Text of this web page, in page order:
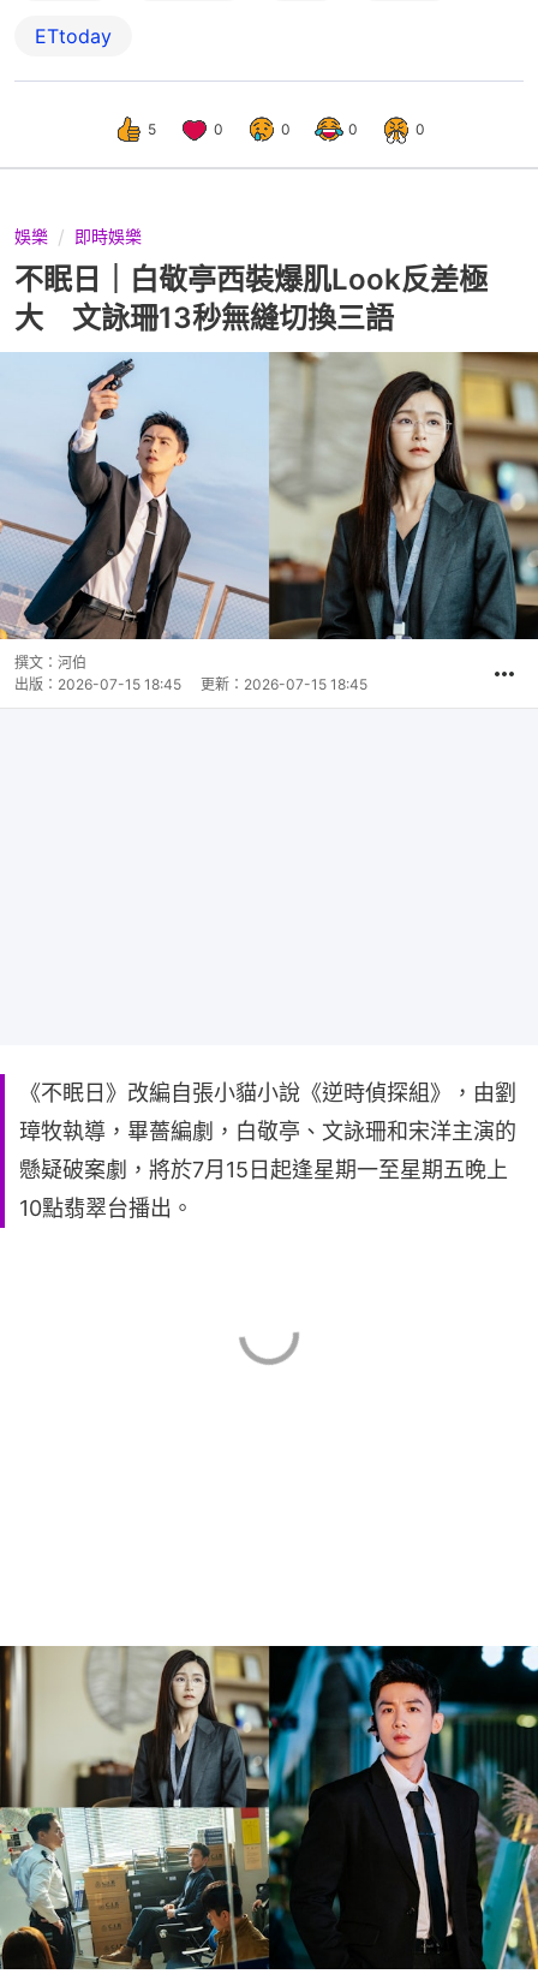
ETtoday
5 0 0 0 0
娛樂 即時娛樂
不眠日｜白敬亭西裝爆肌Look反差極
大 文詠珊13秒無縫切換三語
撰文： 河伯
出版： 2026-07-15 18:45 更新： 2026-07-15 18:45
《不眠日》改編自張小貓小說《逆時偵探組》，由劉
璋牧執導，畢薔編劇，白敬亭、文詠珊和宋洋主演的
懸疑破案劇，將於7月15日起逢星期一至星期五晚上
10點翡翠台播出。